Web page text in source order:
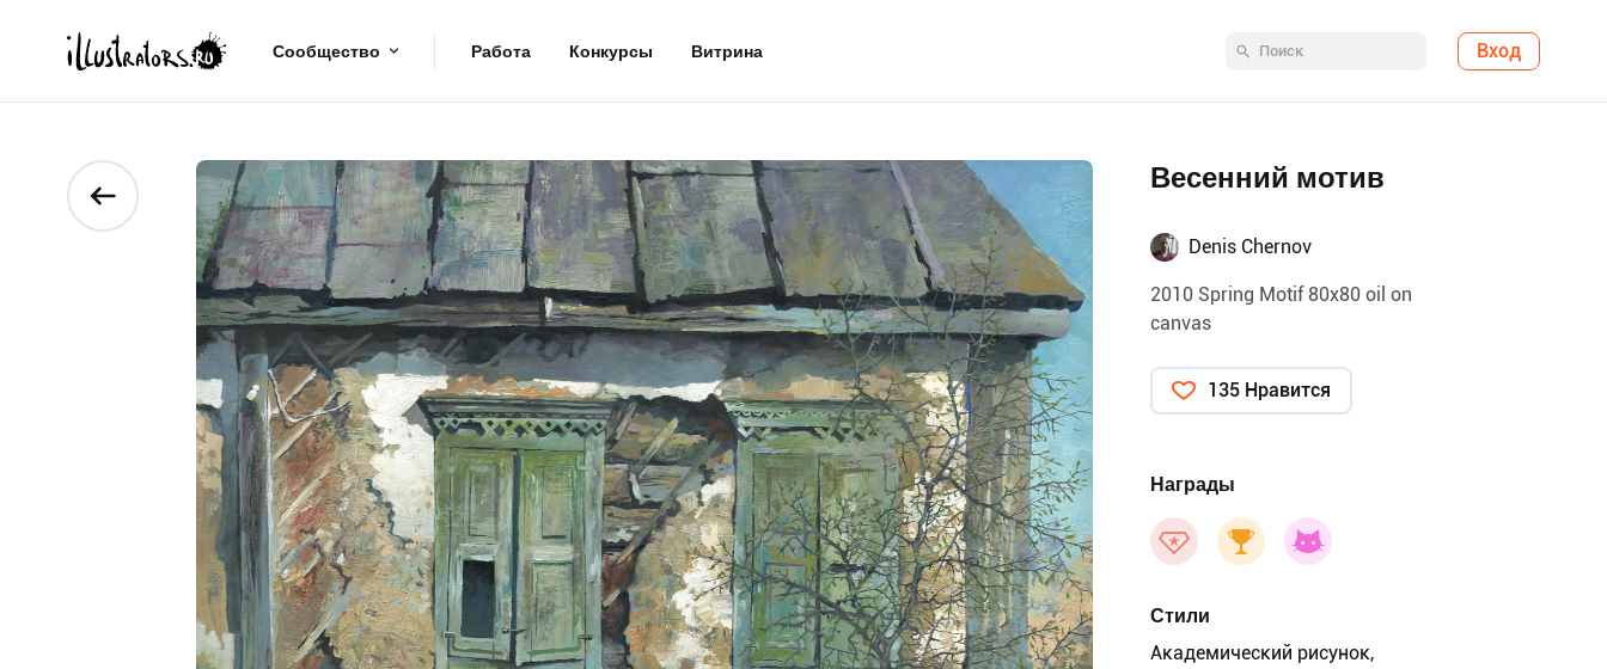
Сообщество Работа Конкурсы Витрина Вход
Весенний мотив
Denis Chernov
2010 Spring Motif 80x80 oil on
canvas
135 Нравится
Награды
Стили
Академический рисунок,